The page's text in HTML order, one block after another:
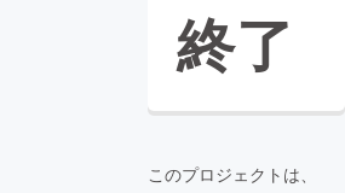
終了
このプロジェクトは、